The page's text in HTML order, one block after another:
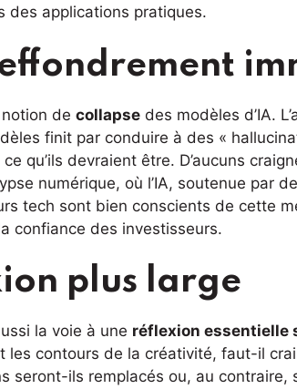
des applications pratiques.
effondrement
de collapse des modèles d’IA.
finit par conduire à des «
qu’ils devraient être. D’aucuns
numérique, où l’IA, soutenue par
tech sont bien conscients de cette
confiance des investisseurs.
plus large
la voie à une réflexion essentielle
les contours de la créativité, faut-il
seront-ils remplacés ou, au contraire,